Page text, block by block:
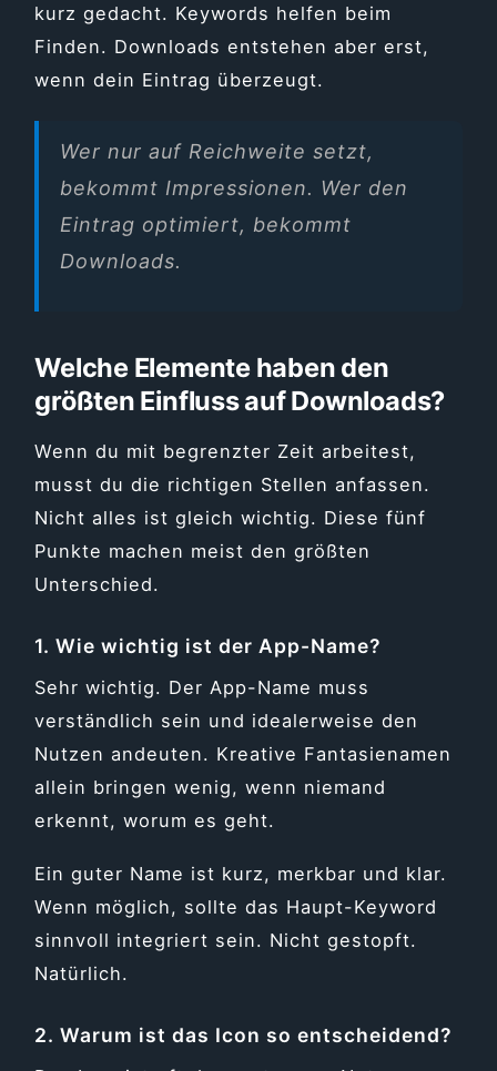
kurz gedacht. Keywords helfen beim
Finden. Downloads entstehen aber erst,
wenn dein Eintrag überzeugt.
Wer nur auf Reichweite setzt,
bekommt Impressionen. Wer den
Eintrag optimiert, bekommt
Downloads.
Welche Elemente haben den
größten Einfluss auf Downloads?
Wenn du mit begrenzter Zeit arbeitest,
musst du die richtigen Stellen anfassen.
Nicht alles ist gleich wichtig. Diese fünf
Punkte machen meist den größten
Unterschied.
1. Wie wichtig ist der App-Name?
Sehr wichtig. Der App-Name muss
verständlich sein und idealerweise den
Nutzen andeuten. Kreative Fantasienamen
allein bringen wenig, wenn niemand
erkennt, worum es geht.
Ein guter Name ist kurz, merkbar und klar.
Wenn möglich, sollte das Haupt-Keyword
sinnvoll integriert sein. Nicht gestopft.
Natürlich.
2. Warum ist das Icon so entscheidend?